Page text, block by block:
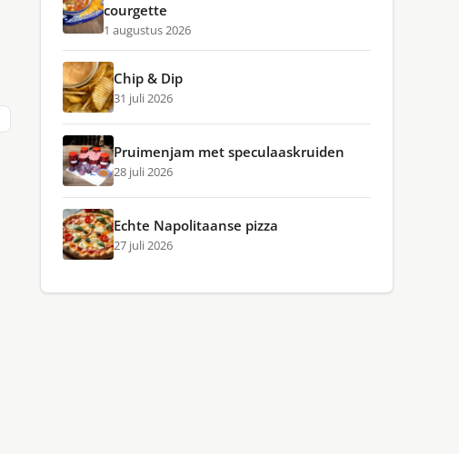
courgette
1 augustus 2026
Chip & Dip
31 juli 2026
Pruimenjam met speculaaskruiden
28 juli 2026
Echte Napolitaanse pizza
27 juli 2026